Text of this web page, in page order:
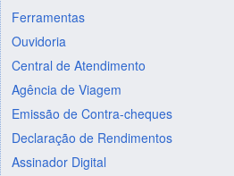
Ferramentas
Ouvidoria
Central de Atendimento
Agência de Viagem
Emissão de Contra-cheques
Declaração de Rendimentos
Assinador Digital